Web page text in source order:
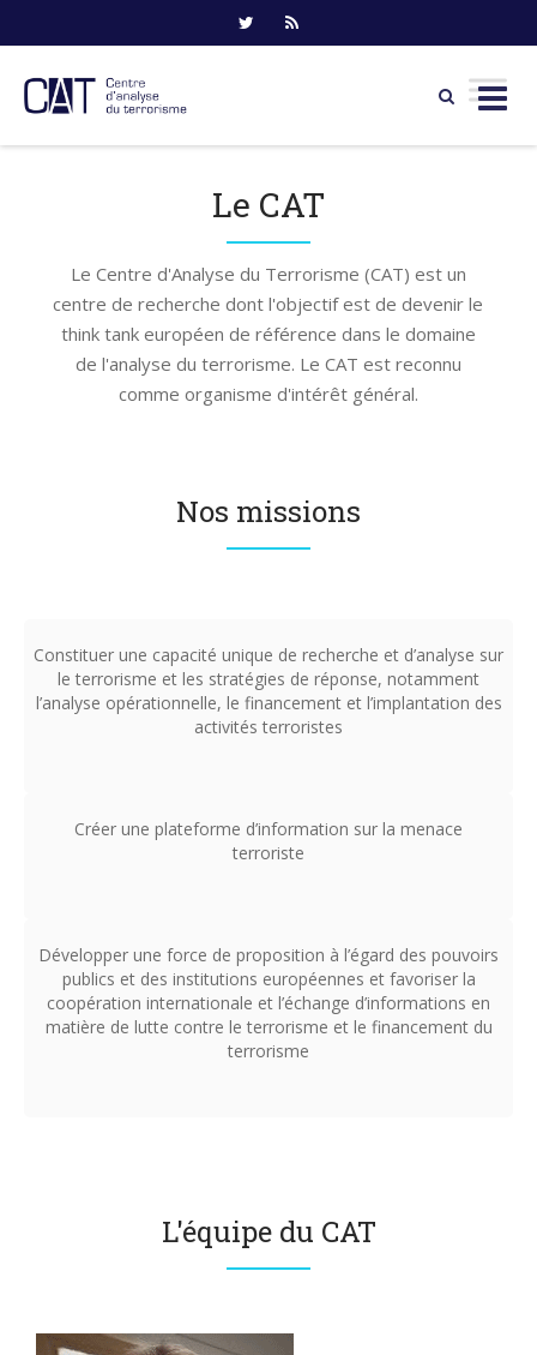
Le CAT
Le Centre d'Analyse du Terrorisme (CAT) est un
centre de recherche dont l'objectif est de devenir le
think tank européen de référence dans le domaine
de l'analyse du terrorisme. Le CAT est reconnu
comme organisme d'intérêt général.
Nos missions
Constituer une capacité unique de recherche et d’analyse sur
le terrorisme et les stratégies de réponse, notamment
l’analyse opérationnelle, le financement et l’implantation des
activités terroristes
Créer une plateforme d’information sur la menace
terroriste
Développer une force de proposition à l’égard des pouvoirs
publics et des institutions européennes et favoriser la
coopération internationale et l’échange d’informations en
matière de lutte contre le terrorisme et le financement du
terrorisme
L'équipe du CAT